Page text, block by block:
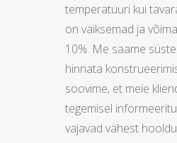
temperatuuri kui
on väiksemad ja
10%. Me saame
hinnata
soovime, et meie
tegemisel
vajavad vähest